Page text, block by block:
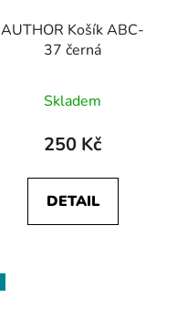
AUTHOR Košík ABC-
37 černá
Skladem
250 Kč
DETAIL